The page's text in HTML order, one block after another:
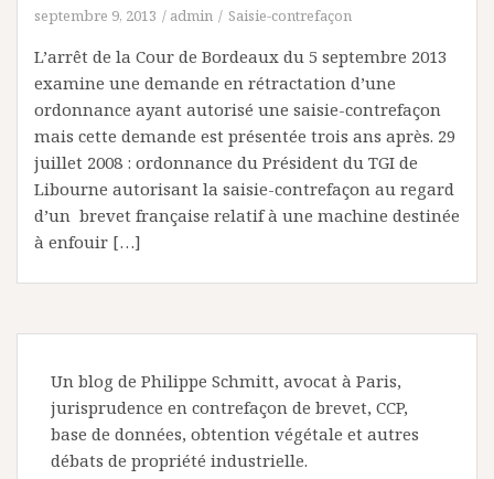
septembre 9, 2013 admin Saisie-contrefaçon
L’arrêt de la Cour de Bordeaux du 5 septembre 2013
examine une demande en rétractation d’une
ordonnance ayant autorisé une saisie-contrefaçon
mais cette demande est présentée trois ans après. 29
juillet 2008 : ordonnance du Président du TGI de
Libourne autorisant la saisie-contrefaçon au regard
d’un brevet française relatif à une machine destinée
à enfouir […]
Un blog de Philippe Schmitt, avocat à Paris,
jurisprudence en contrefaçon de brevet, CCP,
base de données, obtention végétale et autres
débats de propriété industrielle.